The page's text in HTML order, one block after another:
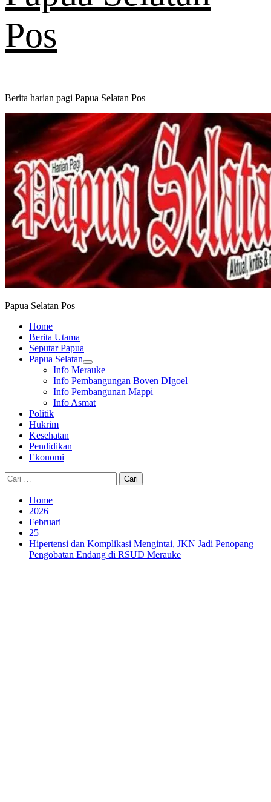
Pos
Berita harian pagi Papua Selatan Pos
Primary
Papua Selatan Pos
Home
Berita Utama
Seputar Papua
Papua Selatan
Info Merauke
Info Pembangungan Boven DIgoel
Info Pembangunan Mappi
Info Asmat
Politik
Hukrim
Kesehatan
Pendidikan
Ekonomi
Cari
untuk:
Home
2026
Februari
25
Hipertensi dan Komplikasi Mengintai, JKN Jadi Penopang
Pengobatan Endang di RSUD Merauke